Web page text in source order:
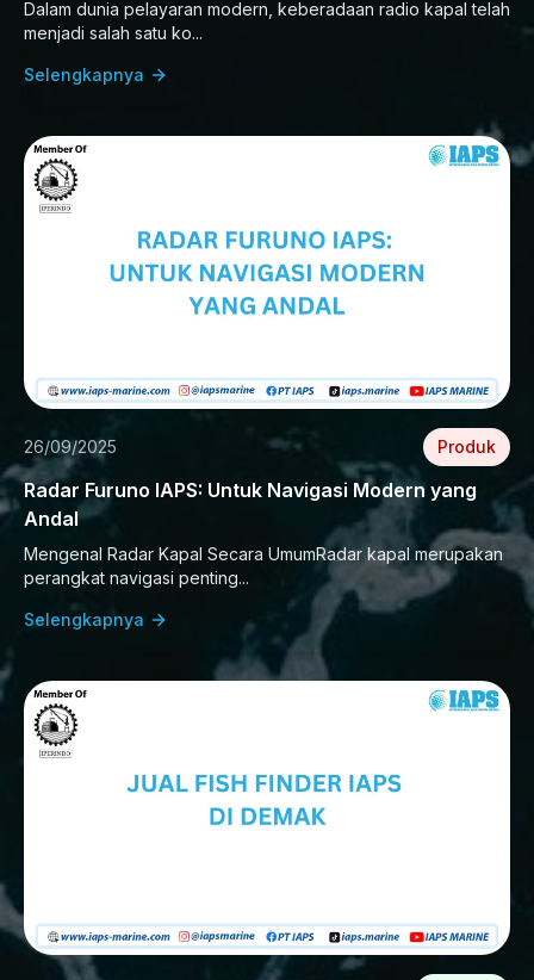
Dalam dunia pelayaran modern, keberadaan radio kapal telah
menjadi salah satu ko...
Selengkapnya
26/09/2025 Produk
Radar Furuno IAPS: Untuk Navigasi Modern yang
Andal
Mengenal Radar Kapal Secara UmumRadar kapal merupakan
perangkat navigasi penting...
Selengkapnya